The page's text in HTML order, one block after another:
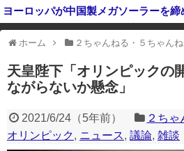
ヨーロッパが中国製メガソーラーを締
韓国サッカーのイメージが墜落
一部のコンテンツが表示されなくなったり
たりする場合があります。
ホーム ２ちゃんねる・５ちゃん
天皇陛下「オリンピックの
ながらないか懸念」
2021/6/24（5年前） ２ち
オリンピック, ニュース, 議論, 雑談